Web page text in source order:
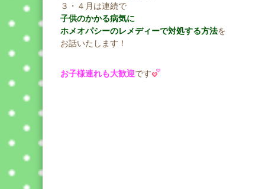
３・４月は連続で
子供のかかる病気に
ホメオパシーのレメディーで対処する方法を
お話いたします！
お子様連れも大歓迎です